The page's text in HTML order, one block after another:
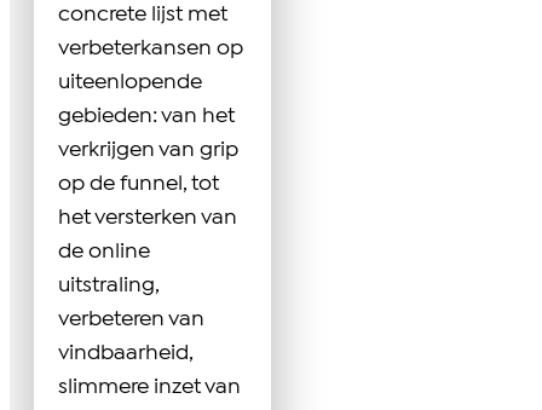
concrete lijst met
verbeterkansen op
uiteenlopende
gebieden: van het
verkrijgen van grip
op de funnel, tot
het versterken van
de online
uitstraling,
verbeteren van
vindbaarheid,
slimmere inzet van